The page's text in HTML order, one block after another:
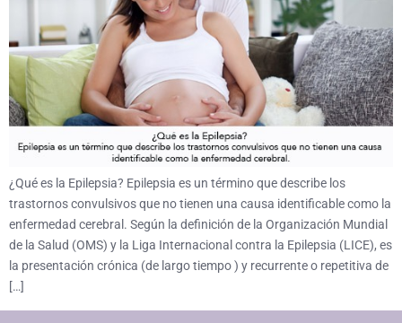
¿Qué es la Epilepsia? Epilepsia es un término que describe los
trastornos convulsivos que no tienen una causa identificable como la
enfermedad cerebral. Según la definición de la Organización Mundial
de la Salud (OMS) y la Liga Internacional contra la Epilepsia (LICE), es
la presentación crónica (de largo tiempo ) y recurrente o repetitiva de
[…]